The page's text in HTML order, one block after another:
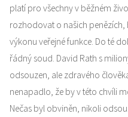
platí pro všechny v běžném
rozhodovat o našich
výkonu veřejné funkce. Do té
řádný soud. David Rath s
odsouzen, ale zdravého
nenapadlo, že by v této chvíli
Nečas byl obviněn, nikoli